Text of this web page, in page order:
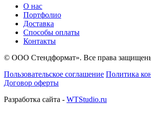
О нас
Портфолио
Доставка
Способы оплаты
Контакты
© ООО Стендформат». Все права
Пользовательское соглашение Политика
Договор оферты
Разработка сайта - WTStudio.ru